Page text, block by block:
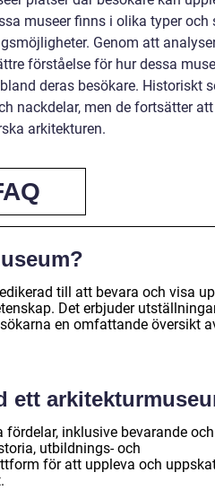
museer finns i olika typer och
Genom att
förståelse för hur dessa
deras besökare. Historiskt
nackdelar, men de fortsätter
arkitekturen.
till att bevara och visa
Det erbjuder
en omfattande översikt
ett
inklusive bevarande och
utbildnings- och
för att uppleva och